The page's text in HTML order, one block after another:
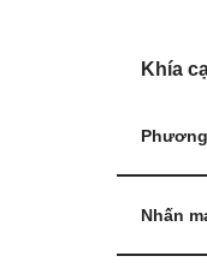
Khía
Nhấn